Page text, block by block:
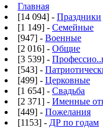
Главная
[14 094] - Праздники
[1 149] - Семейные
[947] - Военные
[2 016] - Общие
[3 539] -
[543] -
[499] - Церковные
[1 654] - Свадьба
[2 371] - Именные
[449] - Пожелания
[1153] - ДР по годам